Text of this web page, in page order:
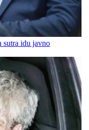
sutra idu javno